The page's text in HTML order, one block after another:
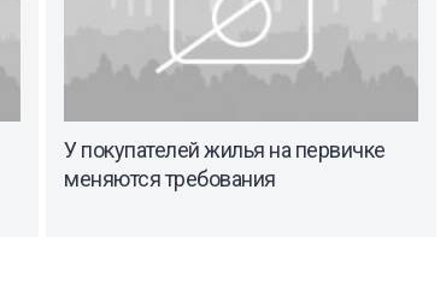
У покупателей жилья на первичке
меняются требования